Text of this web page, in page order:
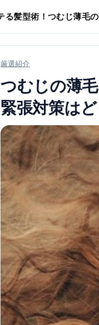
厳選紹介
つむじの薄
緊張対策は